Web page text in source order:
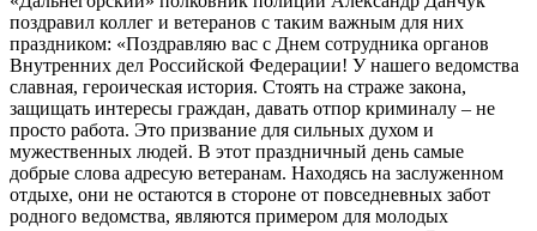
поздравил коллег и ветеранов с таким важным для них
праздником: «Поздравляю вас с Днем сотрудника органов
Внутренних дел Российской Федерации! У нашего ведомства
славная, героическая история. Стоять на страже закона,
защищать интересы граждан, давать отпор криминалу – не
просто работа. Это призвание для сильных духом и
мужественных людей. В этот праздничный день самые
добрые слова адресую ветеранам. Находясь на заслуженном
отдыхе, они не остаются в стороне от повседневных забот
родного ведомства, являются примером для молодых